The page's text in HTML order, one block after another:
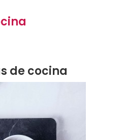
de cocina